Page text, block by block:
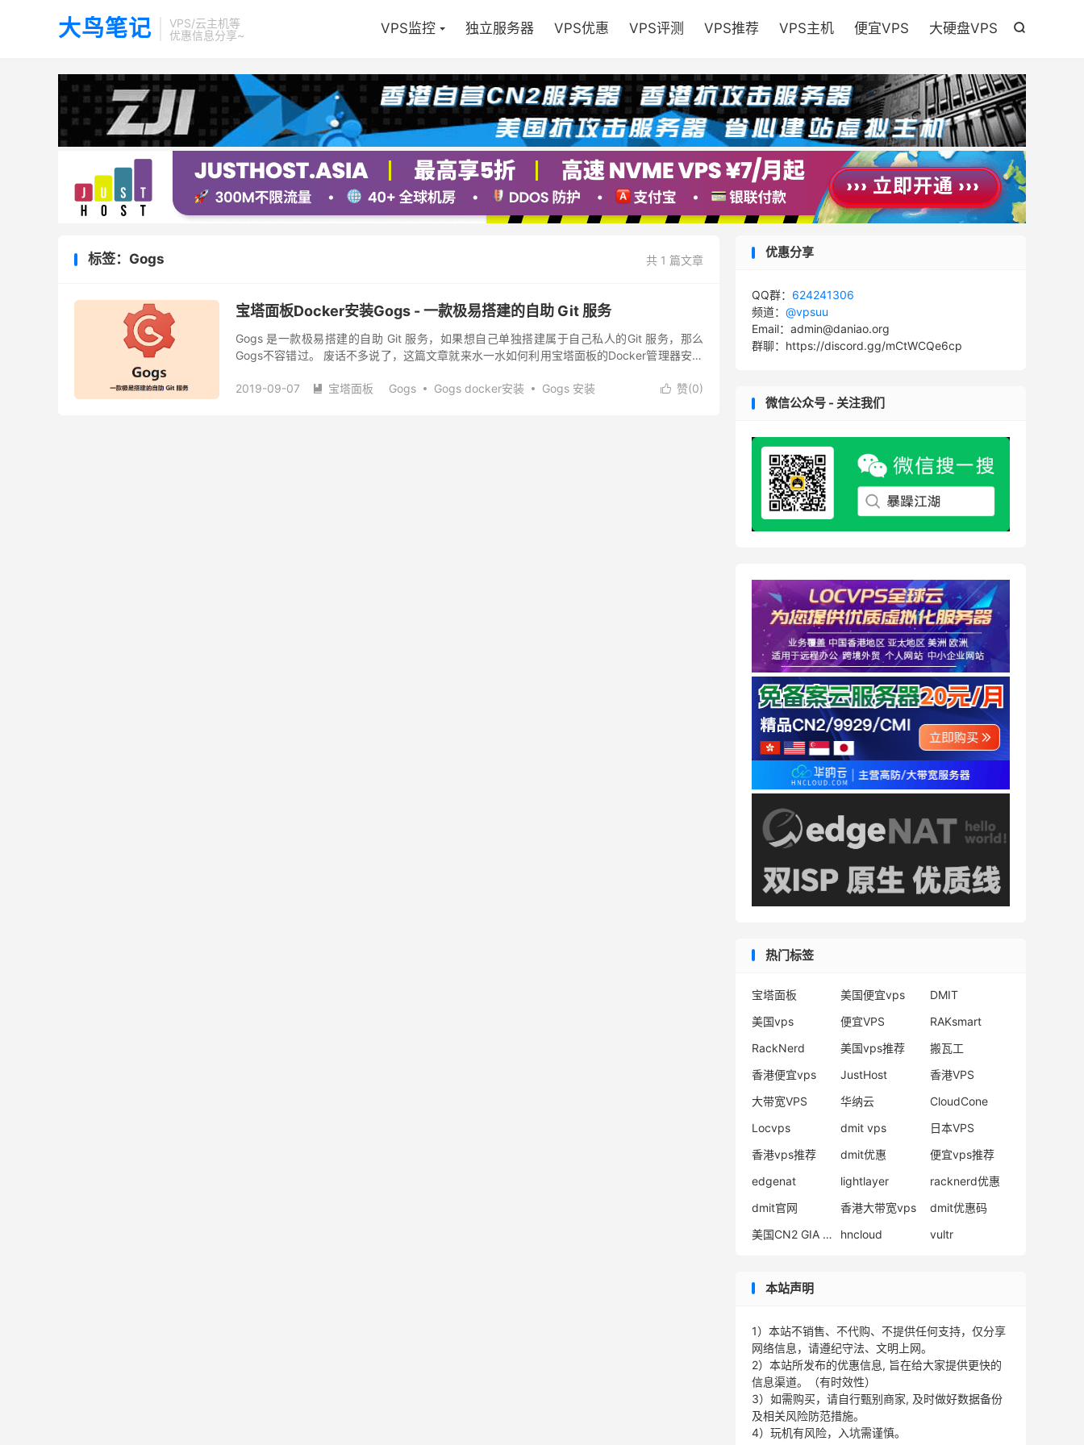
大鸟笔记
VPS/云主机等
优惠信息分享~

VPS监控 独立服务器 VPS优惠 VPS评测 VPS推荐 VPS主机 便宜VPS 大硬盘VPS
共 1 篇文章
标签：Gogs
宝塔面板Docker安装Gogs - 一款极易搭建的自助 Git 服务
Gogs 是一款极易搭建的自助 Git 服务，如果想自己单独搭建属于自己私人的Git 服务，那么
Gogs不容错过。 废话不多说了，这篇文章就来水一水如何利用宝塔面板的Docker管理器安装
 赞(0)
2019-09-07  宝塔面板 Gogs Gogs docker安装
Gogs 安装
优惠分享
QQ群： 624241306
频道： @vpsuu
Email：admin@daniao.org
群聊：https://discord.gg/mCtWCQe6cp
微信公众号 - 关注我们
热门标签
宝塔面板 美国便宜vps
DMIT
美国vps
便宜VPS
RAKsmart
RackNerd
美国vps推荐
搬瓦工
香港便宜vps
JustHost
香港VPS
大带宽VPS
华纳云
CloudCone
Locvps
dmit vps
日本VPS
香港vps推荐
dmit优惠
便宜vps推荐
edgenat
lightlayer
racknerd优惠
dmit官网
香港大带宽vps
dmit优惠码
美国CN2 GIA VPS
hncloud vultr
本站声明
1）本站不销售、不代购、不提供任何支持，仅分享
网络信息，请遵纪守法、文明上网。
2）本站所发布的优惠信息, 旨在给大家提供更快的
信息渠道。（有时效性）
3）如需购买，请自行甄别商家, 及时做好数据备份
及相关风险防范措施。
4）玩机有风险，入坑需谨慎。